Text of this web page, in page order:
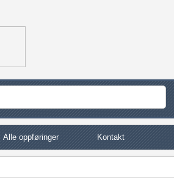
Alle oppføringer Kontakt